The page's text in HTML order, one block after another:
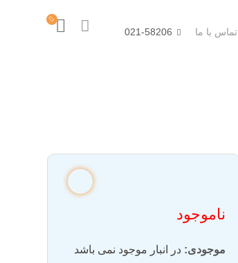
تماس با ما 021-58206
ناموجود
موجودی: در انبار موجود نمی باشد